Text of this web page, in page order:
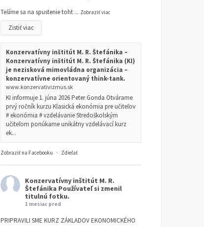
Tešíme sa na spustenie toht ... Zobraziť viac
Zistiť viac
Konzervatívny inštitút M. R. Štefánika –
Konzervatívny inštitút M. R. Štefánika (KI)
je nezisková mimovládna organizácia –
konzervatívne orientovaný think-tank.
www.konzervativizmus.sk
KI informuje 1. júna 2026 Peter Gonda Otvárame
prvý ročník kurzu Klasická ekonómia pre učiteľov
# ekonómia # vzdelávanie Stredoškolským
učiteľom ponúkame unikátny vzdelávací kurz
ek...
Zobraziť na Facebooku · Zdieľať
Konzervatívny inštitút M. R.
Štefánika Používateľ si zmenil
titulnú fotku.
1 mesiac pred
PRIPRAVILI SME KURZ ZÁKLADOV EKONOMICKÉHO